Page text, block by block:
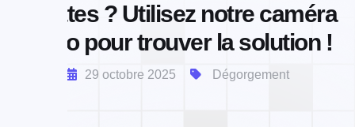
toilettes ? Utilisez notre caméra
vidéo pour trouver la solution !
29 octobre 2025 Dégorgement